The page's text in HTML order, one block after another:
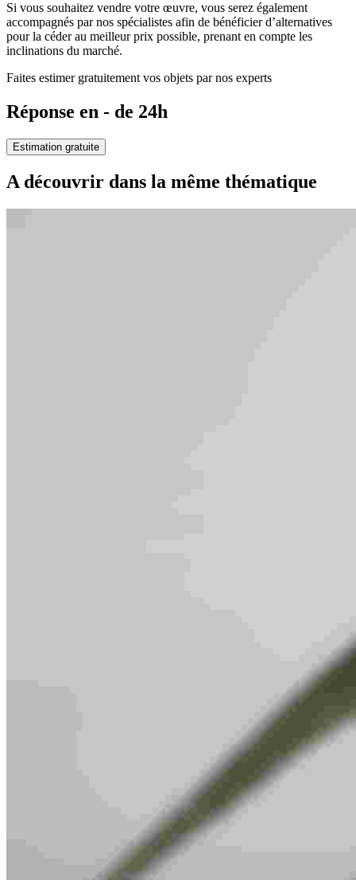
Si vous souhaitez vendre votre œuvre, vous serez également
accompagnés par nos spécialistes afin de bénéficier d’alternatives
pour la céder au meilleur prix possible, prenant en compte les
inclinations du marché.
Faites estimer gratuitement vos objets par nos experts
Réponse en - de 24h
Estimation gratuite
A découvrir dans la même thématique